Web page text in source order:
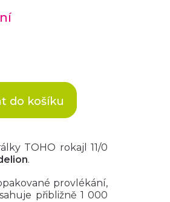
do košíku
TOHO rokajl 11/0
.
provlékání,
přibližně 1 000